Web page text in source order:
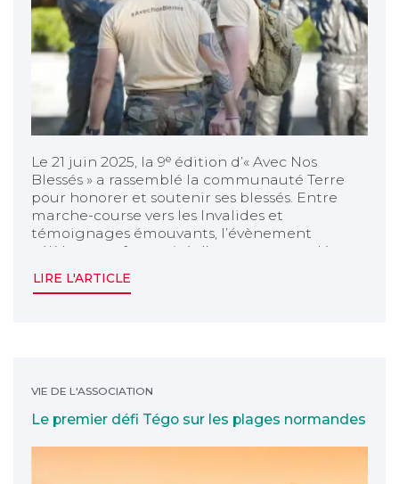
Le 21 juin 2025, la 9ᵉ édition d’« Avec Nos
Blessés » a rassemblé la communauté Terre
pour honorer et soutenir ses blessés. Entre
marche-course vers les Invalides et
témoignages émouvants, l’évènement
célèbre une fraternité d’armes renouvelée.
LIRE L'ARTICLE
VIE DE L'ASSOCIATION
Le premier défi Tégo sur les plages normandes